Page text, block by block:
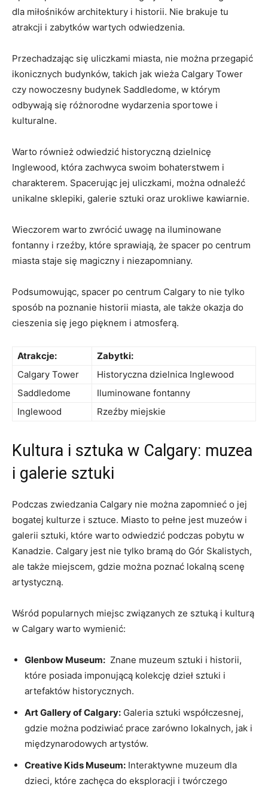
dla miłośników architektury ​i historii. Nie brakuje tu
atrakcji i zabytków wartych odwiedzenia.
Przechadzając ‍się⁤ uliczkami miasta, nie ‍można przegapić
ikonicznych budynków,⁤ takich jak wieża Calgary Tower‌
czy nowoczesny ⁤budynek Saddledome, w którym
odbywają ⁣się różnorodne wydarzenia sportowe i
kulturalne.
Warto również odwiedzić ‍historyczną dzielnicę
Inglewood, która zachwyca swoim bohaterstwem i
charakterem. Spacerując jej uliczkami, można odnaleźć
unikalne sklepiki, galerie ⁤sztuki ⁣oraz urokliwe ⁤kawiarnie.
Wieczorem warto zwrócić uwagę na iluminowane
fontanny i​ rzeźby, które‍ sprawiają, że spacer po centrum
miasta staje się magiczny i niezapomniany.
Podsumowując,‌ spacer po centrum⁤ Calgary to nie tylko
sposób ⁢na poznanie historii miasta, ale także okazja do
cieszenia się jego pięknem i​ atmosferą.
Atrakcje:
Zabytki:
Calgary Tower
Historyczna dzielnica Inglewood
Saddledome
Iluminowane fontanny
Inglewood
Rzeźby miejskie
Kultura i sztuka w Calgary: muzea
i ⁢galerie sztuki
Podczas ⁢zwiedzania⁢ Calgary nie można zapomnieć o jej
bogatej kulturze i sztuce. Miasto to pełne jest muzeów i ​
galerii sztuki, które warto odwiedzić‌ podczas pobytu w
Kanadzie. Calgary jest nie tylko bramą do Gór Skalistych,⁣
ale także miejscem, gdzie można poznać lokalną scenę
‌artystyczną.
Wśród popularnych miejsc związanych ze sztuką i kulturą
w Calgary ⁤warto wymienić:
Glenbow Museum: ⁣ Znane muzeum sztuki⁣ i historii,
które⁢ posiada imponującą kolekcję dzieł sztuki i
artefaktów historycznych.
Art Gallery ⁤of Calgary: Galeria sztuki współczesnej,
gdzie można podziwiać prace zarówno‌ lokalnych, jak‍ i
międzynarodowych ‌artystów.
Creative Kids⁢ Museum: Interaktywne muzeum dla
dzieci, które zachęca ⁣do eksploracji i ​twórczego